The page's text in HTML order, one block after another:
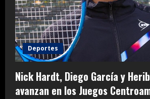
Deportes
Nick Hardt, Diego García y
avanzan en los Juegos